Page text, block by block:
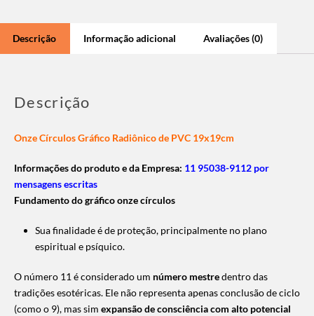
Descrição Informação adicional Avaliações (0)
Descrição
Onze Círculos Gráfico Radiônico de PVC 19x19cm
Informações do produto e da Empresa: 11 95038-9112 por
mensagens escritas
Fundamento do gráfico onze círculos
Sua finalidade é de proteção, principalmente no plano
espiritual e psíquico.
O número 11 é considerado um número mestredentro das
tradições esotéricas. Ele não representa apenas conclusão de ciclo
(como o 9), mas sim expansão de consciência com alto potencial